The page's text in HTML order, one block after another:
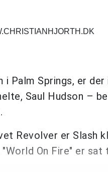
Palm Springs, er
Saul Hudson –
Revolver er Slash
On Fire" er sat